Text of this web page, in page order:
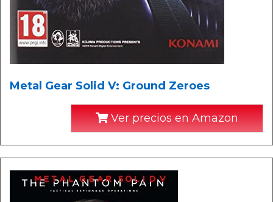
Metal Gear Solid V: Ground Zeroes
Ver precios en Amazon